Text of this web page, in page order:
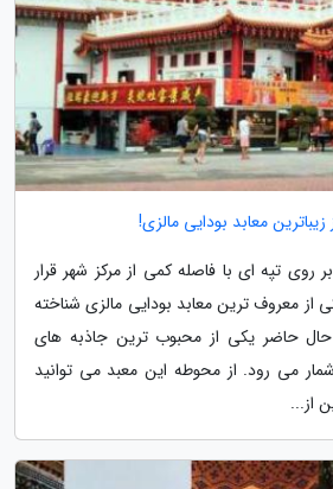
زیباترین معابد بودایی مالزی!
روی تپه ای با فاصله کمی از مرکز شهر قرار
از معروف ترین معابد بودایی مالزی شناخته
حاضر یکی از محبوب ترین جاذبه های
شمار می رود. از محوطه این معبد می توانید
از...